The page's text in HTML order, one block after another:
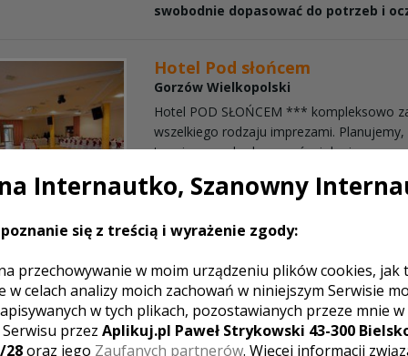
swobodnie dopasować do potrzeb i
Hotel Pod słońcem
Gorzów Wielkopolski
Hotel POD SŁOŃCEM *** kompleksowo
wszelkiego rodzaju imprezami.
terminy u podwykonawców i dopinamy
specjalność.
Ośrodek AZYL Mironice
Gorzów Wielkopolski
Ośrodek Azyl położony jest bardzo
Gorzowa Wlkp, bo zaledwie 10
Internautko, Szanowny
się z treścią i wyrażenie zgody:
przechowywanie w moim urządzeniu plików cookies, jak
w celach analizy moich zachowań w niniejszym Serwisie
w tych plikach, pozostawianych przeze mnie
przez Aplikuj.pl Paweł Strykowski 43-300
28oraz jego Zaufanych partnerów. Więcej informacji